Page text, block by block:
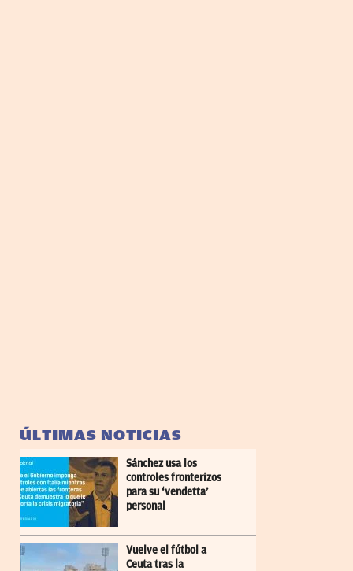
ÚLTIMAS NOTICIAS
Sánchez usa los
controles fronterizos
para su ‘vendetta’
personal
Vuelve el fútbol a
Ceuta tras la